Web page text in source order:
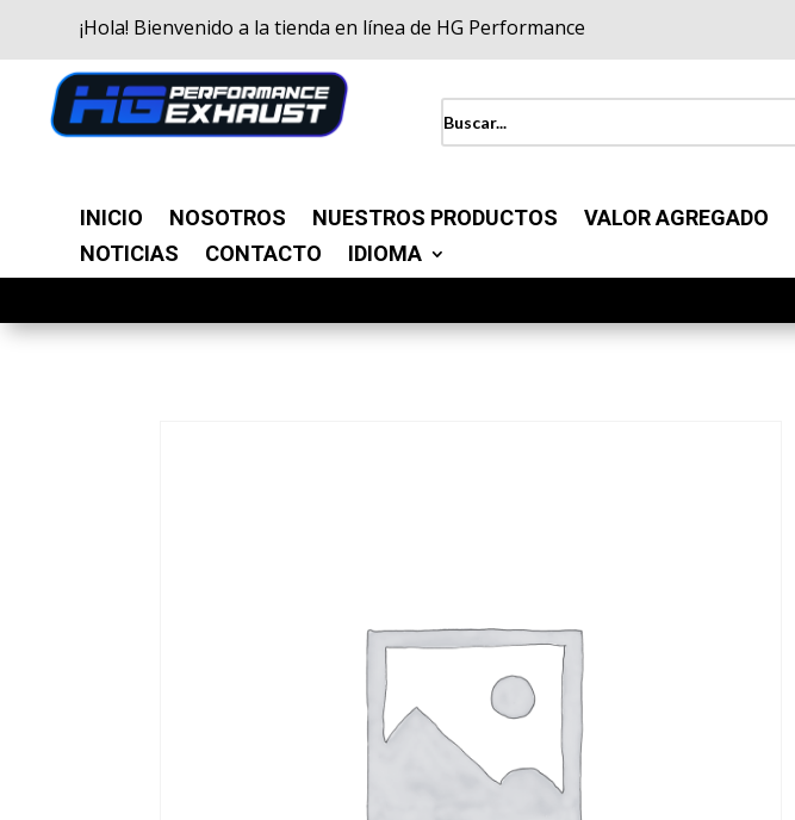
¡Hola! Bienvenido a la tienda en línea de HG Performance
INICIO NOSOTROS NUESTROS PRODUCTOS VALOR AGREGADO
NOTICIAS
CONTACTO IDIOMA